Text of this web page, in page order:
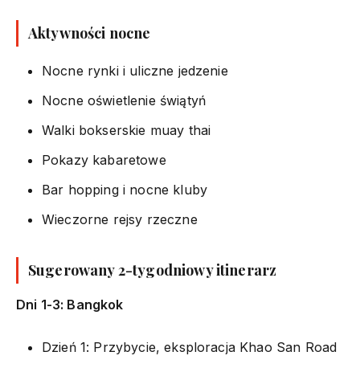
Aktywności nocne
Nocne rynki i uliczne jedzenie
Nocne oświetlenie świątyń
Walki bokserskie muay thai
Pokazy kabaretowe
Bar hopping i nocne kluby
Wieczorne rejsy rzeczne
Sugerowany 2-tygodniowy itinerarz
Dni 1-3: Bangkok
Dzień 1: Przybycie, eksploracja Khao San Road